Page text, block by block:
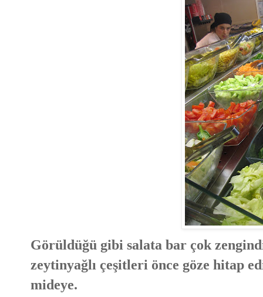
Görüldüğü gibi salata bar çok
zeytinyağlı çeşitleri önce göze hitap
mideye.